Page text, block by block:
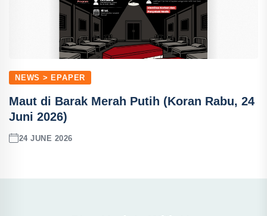
NEWS > EPAPER
Maut di Barak Merah Putih (Koran Rabu, 24
Juni 2026)
24 JUNE 2026